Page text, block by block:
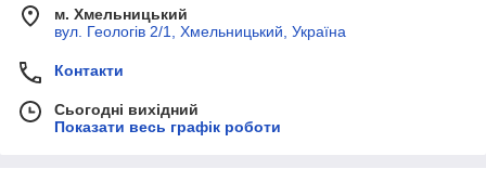
м. Хмельницький
вул. Геологів 2/1, Хмельницький, Україна
Контакти
Сьогодні вихідний
Показати весь графік роботи